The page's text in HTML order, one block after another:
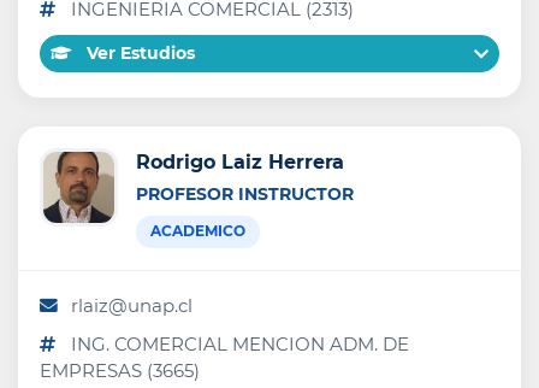
INGENIERIA COMERCIAL (2313)
Ver Estudios
Rodrigo Laiz Herrera
PROFESOR INSTRUCTOR
ACADEMICO
rlaiz@unap.cl
ING. COMERCIAL MENCION ADM. DE
EMPRESAS (3665)